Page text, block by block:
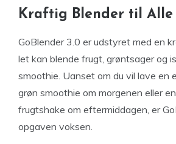
Kraftig Blender til Alle
GoBlender 3.0 er udstyret med en
let kan blende frugt, grøntsager og
smoothie. Uanset om du vil lave en
grøn smoothie om morgenen eller
frugtshake om eftermiddagen, er
opgaven voksen.